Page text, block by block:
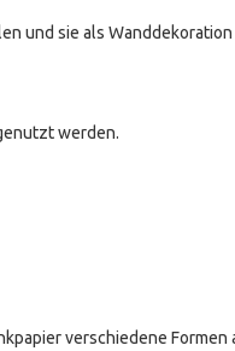
und sie als
werden.
verschiedene